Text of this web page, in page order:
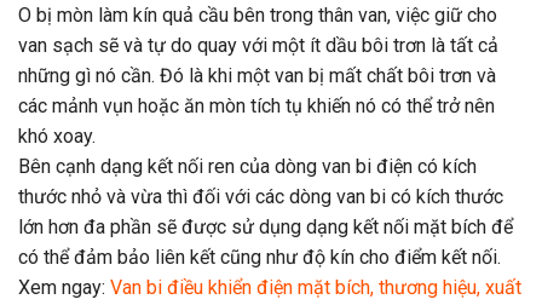
O bị mòn làm kín quả cầu bên trong thân van, việc giữ cho
van sạch sẽ và tự do quay với một ít dầu bôi trơn là tất cả
những gì nó cần. Đó là khi một van bị mất chất bôi trơn và
các mảnh vụn hoặc ăn mòn tích tụ khiến nó có thể trở nên
khó xoay.
Bên cạnh dạng kết nối ren của dòng van bi điện có kích
thước nhỏ và vừa thì đối với các dòng van bi có kích thước
lớn hơn đa phần sẽ được sử dụng dạng kết nối mặt bích để
có thể đảm bảo liên kết cũng như độ kín cho điểm kết nối.
Xem ngay: Van bi điều khiển điện mặt bích, thương hiệu, xuất